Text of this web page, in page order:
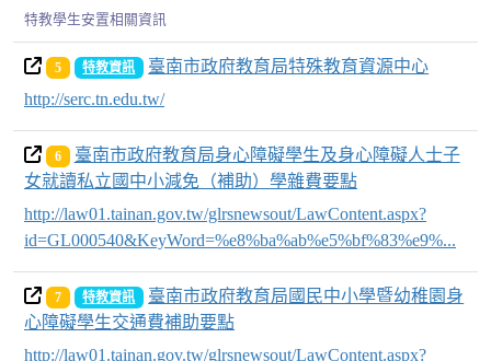
特教學生安置相關資訊
5 特教資訊
臺南市政府教育局特殊教育資源中心
http://serc.tn.edu.tw/
6
臺南市政府教育局身心障礙學生及身心障礙人士子
女就讀私立國中小減免（補助）學雜費要點
http://law01.tainan.gov.tw/glrsnewsout/LawContent.aspx?
id=GL000540&KeyWord=%e8%ba%ab%e5%bf%83%e9%...
7 特教資訊
臺南市政府教育局國民中小學暨幼稚園身
心障礙學生交通費補助要點
http://law01.tainan.gov.tw/glrsnewsout/LawContent.aspx?